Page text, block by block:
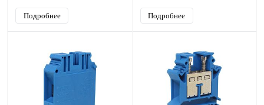
Подробнее Подробнее